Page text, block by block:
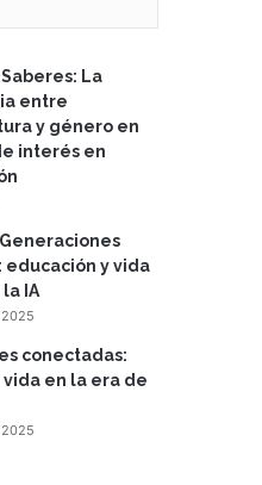
La
entre
y género en
interés en
Generaciones
educación y vida
IA
conectadas:
en la era de